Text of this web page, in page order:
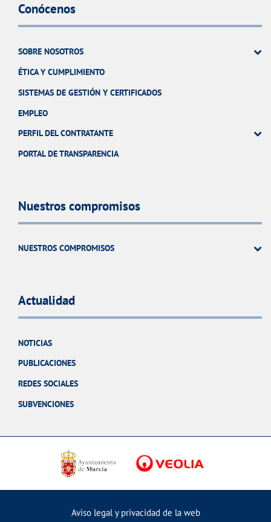
Conócenos
SOBRE NOSOTROS
ÉTICA Y CUMPLIMIENTO
SISTEMAS DE GESTIÓN Y CERTIFICADOS
EMPLEO
PERFIL DEL CONTRATANTE
PORTAL DE TRANSPARENCIA
Nuestros compromisos
NUESTROS COMPROMISOS
Actualidad
NOTICIAS
PUBLICACIONES
REDES SOCIALES
SUBVENCIONES
Aviso legal y privacidad de la web